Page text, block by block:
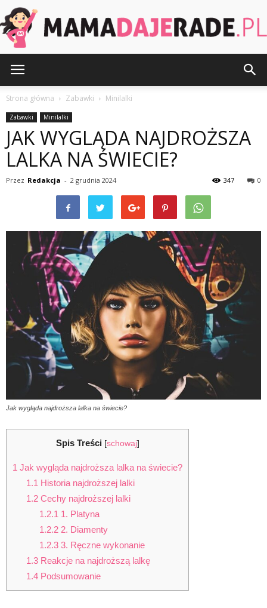
Strona główna Zabawki Minilalki
Zabawki Minilalki
JAK WYGLĄDA NAJDROŻSZA
LALKA NA ŚWIECIE?
Przez Redakcja - 2 grudnia 2024 0
347
Jak wygląda najdroższa lalka na świecie?
Spis Treści [schowaj]
1 Jak wygląda najdroższa lalka na świecie?
1.1Historia najdroższej lalki
1.2Cechy najdroższej lalki
1.2.1 1. Platyna
1.2.2 2. Diamenty
1.2.3 3. Ręczne wykonanie
1.3Reakcje na najdroższą lalkę
1.4Podsumowanie